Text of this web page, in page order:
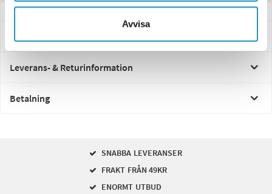
Avvisa
Frågor och svar
Leverans- & Returinformation
Betalning
SNABBA LEVERANSER
FRAKT FRÅN 49KR
ENORMT UTBUD